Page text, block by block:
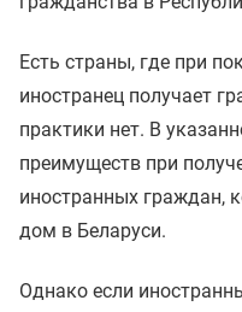
Есть страны, где при
иностранец получает
практики нет. В
преимуществ при
иностранных граждан,
дом в Беларуси.
Однако если